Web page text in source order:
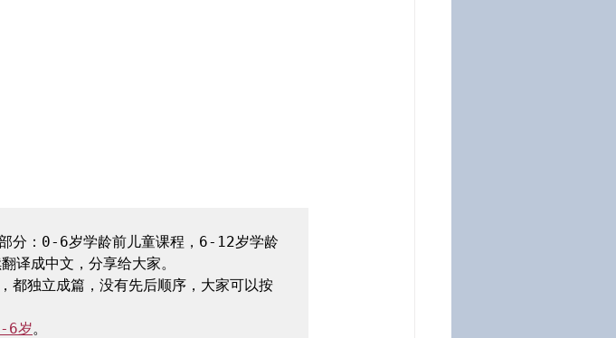
分：0-6岁学龄前儿童课程，6-12岁学龄
译成中文，分享给大家。
都独立成篇，没有先后顺序，大家可以按
6岁